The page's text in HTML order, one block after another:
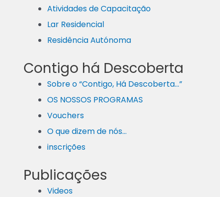
Atividades de Capacitação
Lar Residencial
Residência Autónoma
Contigo há Descoberta
Sobre o “Contigo, Há Descoberta…”
OS NOSSOS PROGRAMAS
Vouchers
O que dizem de nós…
inscrições
Publicações
Videos